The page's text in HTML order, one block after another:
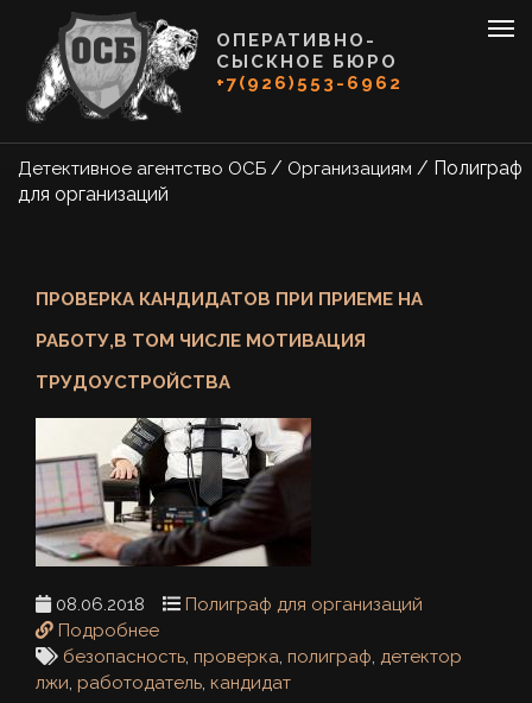
ОПЕРАТИВНО-
СЫСКНОЕ БЮРО
+7(926)553-6962
Детективное агентство ОСБ / Организациям / Полиграф
для организаций
ПРОВЕРКА КАНДИДАТОВ ПРИ ПРИЕМЕ НА
РАБОТУ,В ТОМ ЧИСЛЕ МОТИВАЦИЯ
ТРУДОУСТРОЙСТВА
08.06.2018
Полиграф для организаций
Подробнее
безопасность, проверка, полиграф, детектор
лжи, работодатель, кандидат